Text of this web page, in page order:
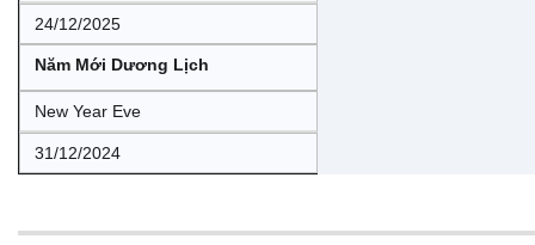
24/12/2025
Năm Mới Dương Lịch
New Year Eve
31/12/2024